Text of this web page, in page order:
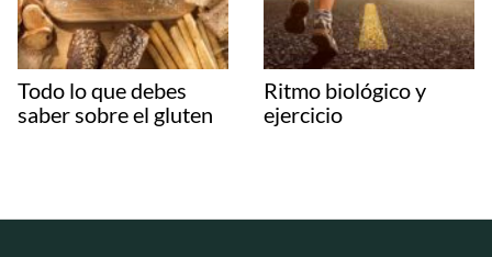
Todo lo que debes
saber sobre el gluten
Ritmo biológico y
ejercicio